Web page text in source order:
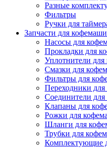
Разные
Фильтры
Ручки для
Запчасти для
Насосы для
Прокладки для
Уплотнители
Смазки для
Фильтры для
Переходники
Соединители
Клапаны для
Рожки для
Шланги для
Трубки для
Комплектующие